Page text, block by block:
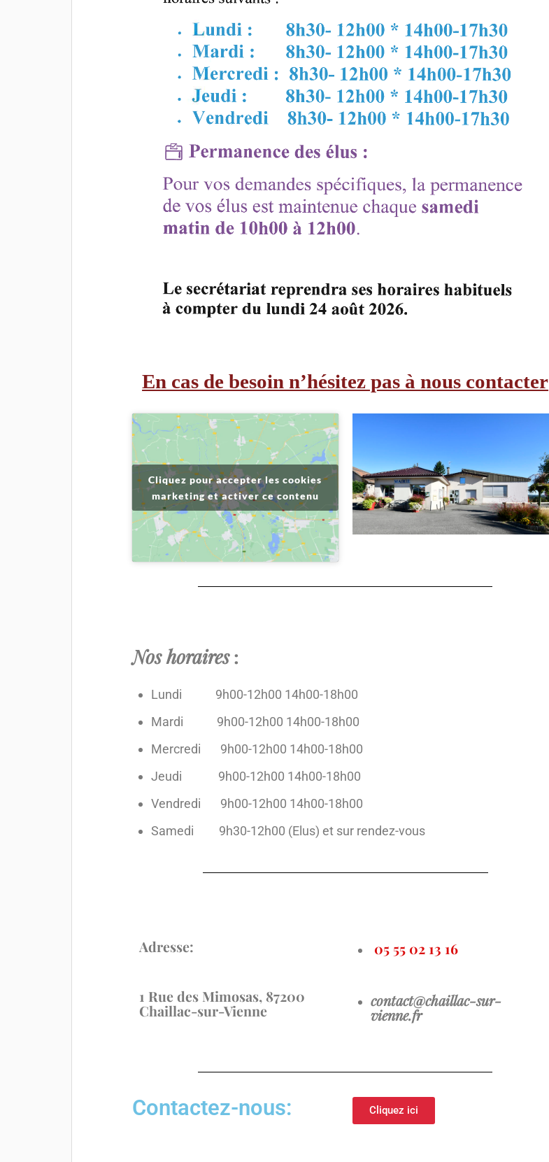
En cas de besoin n’hésitez pas à nous contacter
Cliquez pour accepter les cookies
marketing et activer ce contenu
Nos horaires:
Lundi 9h00-12h00 14h00-18h00
Mardi 9h00-12h00 14h00-18h00
Mercredi 9h00-12h00 14h00-18h00
Jeudi 9h00-12h00 14h00-18h00
Vendredi 9h00-12h00 14h00-18h00
Samedi 9h30-12h00 (Elus) et sur rendez-vous
Adresse:
1 Rue des Mimosas, 87200
Chaillac-sur-Vienne
05 55 02 13 16
contact@chaillac-sur-
vienne.fr
Contactez-nous: Cliquez ici